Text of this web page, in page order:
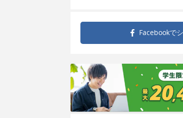
Facebookで